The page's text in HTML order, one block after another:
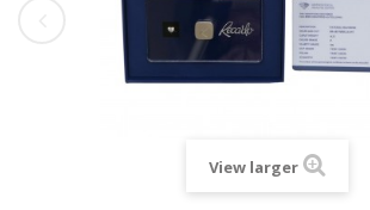
View larger